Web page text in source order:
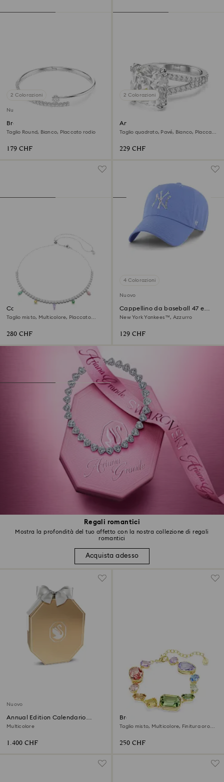
Regali romantici
Mostra la profondità del tuo affetto con la nostra collezione di regali
romantici
Acquista adesso
2 Colorazioni
Nuovo
Bracciale rigido Matrix
Taglio Round, Bianco, Placcato rodio
179 CHF
2 Colorazioni
Anello cocktail Stilla
Taglio quadrato, Pavé, Bianco, Placcato
229 CHF
Collana Ariana Grande x
Swarovski
Taglio misto, Multicolore, Placcato
280 CHF
4 Colorazioni
Nuovo
Cappellino da baseball 47 e
MLB® – Edizione Limitata
New York Yankees™, Azzurro
129 CHF
Nuovo
Annual Edition Calendario
dell’Avvento 2026
Multicolore
1.400 CHF
Braccialetto Gema
Taglio misto, Multicolore, Finitura oro
250 CHF